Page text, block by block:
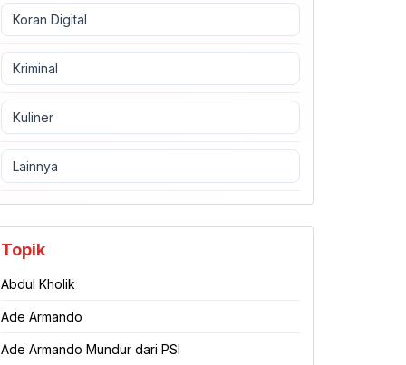
Koran Digital
Kriminal
Kuliner
Lainnya
Topik
Abdul Kholik
Ade Armando
Ade Armando Mundur dari PSI